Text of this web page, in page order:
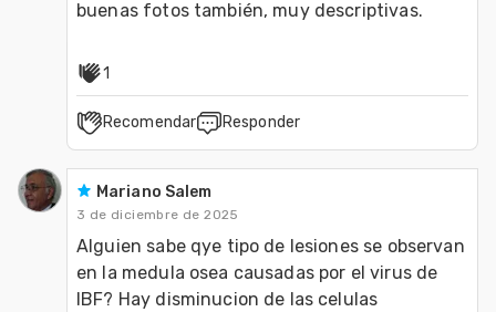
buenas fotos también, muy descriptivas.
1
Recomendar Responder
Mariano Salem
3 de diciembre de 2025
Alguien sabe qye tipo de lesiones se observan
en la medula osea causadas por el virus de
IBF? Hay disminucion de las celulas